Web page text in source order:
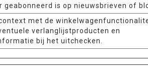
geabonneerd is op nieuwsbrieven of
met de
verlanglijstproducten en
bij het uitchecken.